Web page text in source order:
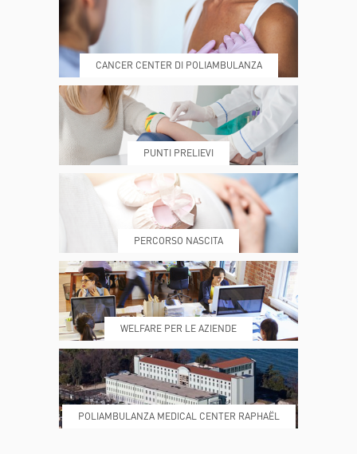
DOVE SIAMO ESAMI E VISITE
PRENOTA MY POLI
REFERTI REPARTI
DONA ORA MAGAZINE
CANCER CENTER DI POLIAMBULANZA
PUNTI PRELIEVI
PERCORSO NASCITA
WELFARE PER LE AZIENDE
POLIAMBULANZA MEDICAL CENTER RAPHAËL